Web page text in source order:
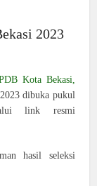
2023
Kota Bekasi,
dibuka pukul
link resmi
hasil seleksi